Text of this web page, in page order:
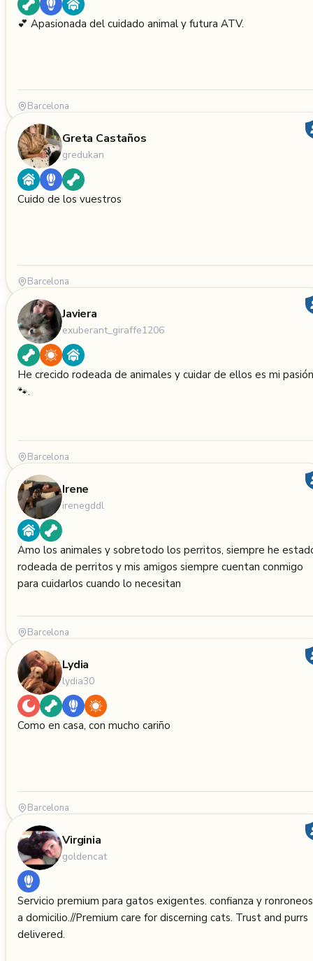
💕 Apasionada del cuidado animal y futura ATV.
Barcelona
Greta Castaños
gredukan
Cuido de los vuestros
Barcelona
Javiera
exuberant_giraffe1206
He crecido rodeada de animales y cuidar de ellos es mi pasión
🐾.
Barcelona
Irene
irenegddl
Amo los animales y sobretodo los perritos, siempre he
rodeada de perritos y mis amigos siempre cuentan conmigo
para cuidarlos cuando lo necesitan
Barcelona
Lydia
lydia30
Como en casa, con mucho cariño
Barcelona
Virginia
goldencat
Servicio premium para gatos exigentes. confianza y ronroneos
a domicilio.//Premium care for discerning cats. Trust and purrs
delivered.